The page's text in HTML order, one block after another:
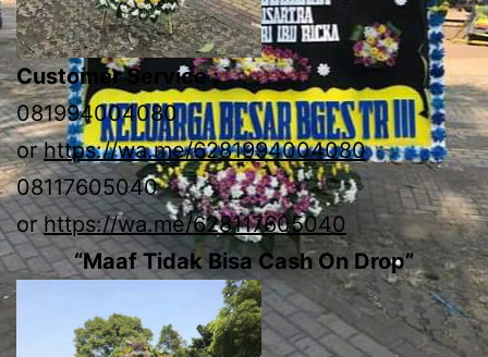
Customer Service ;
081994004080
orhttps://wa.me/6281994004080
08117605040
orhttps://wa.me/628117605040
“Maaf Tidak Bisa Cash On Drop”